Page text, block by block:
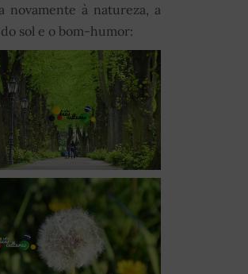
novamente à natureza, a
sol e o bom-humor: